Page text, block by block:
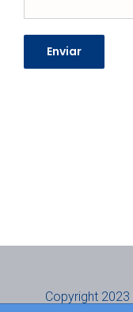
Copyright 2023